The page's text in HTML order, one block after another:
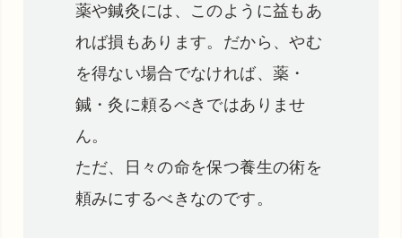
薬や鍼灸には、このように益もあ
れば損もあります。だから、やむ
を得ない場合でなければ、薬・
鍼・灸に頼るべきではありませ
ん。
ただ、日々の命を保つ養生の術を
頼みにするべきなのです。